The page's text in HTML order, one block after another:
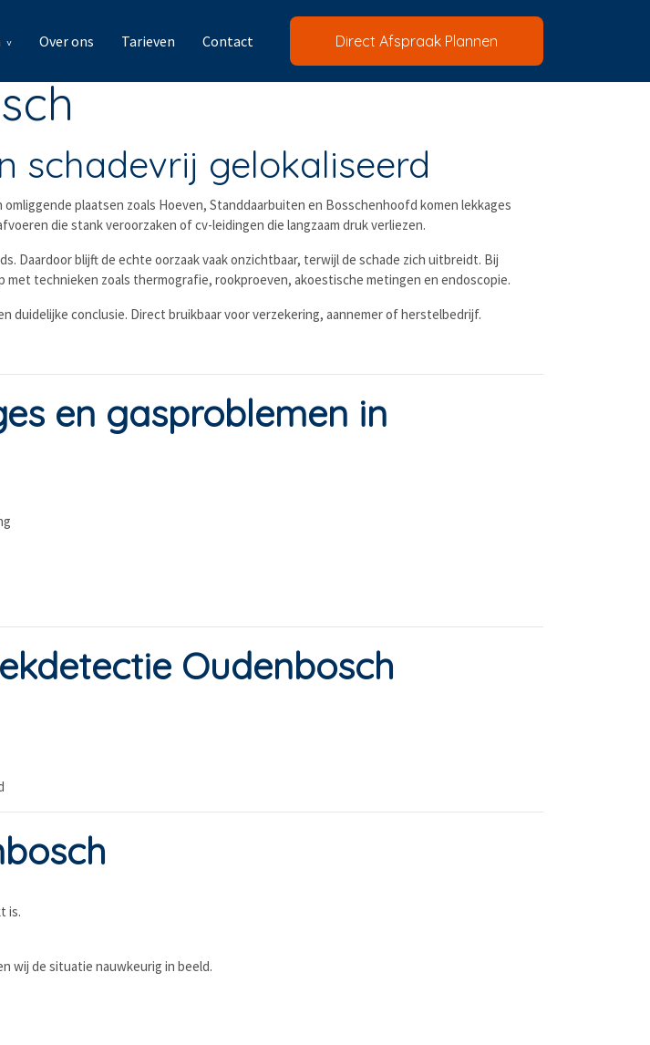
Over ons Tarieven Contact Direct Afspraak Plannen
schadevrij gelokaliseerd
plaatsen zoals Hoeven, Standdaarbuiten en Bosschenhoofd komen lekkages
die stank veroorzaken of cv-leidingen die langzaam druk verliezen.
Daardoor blijft de echte oorzaak vaak onzichtbaar, terwijl de schade zich uitbreidt. Bij
technieken zoals thermografie, rookproeven, akoestische metingen en endoscopie.
conclusie. Direct bruikbaar voor verzekering, aannemer of herstelbedrijf.
en gasproblemen in
Oudenbosch
is.
wij de situatie nauwkeurig in beeld.